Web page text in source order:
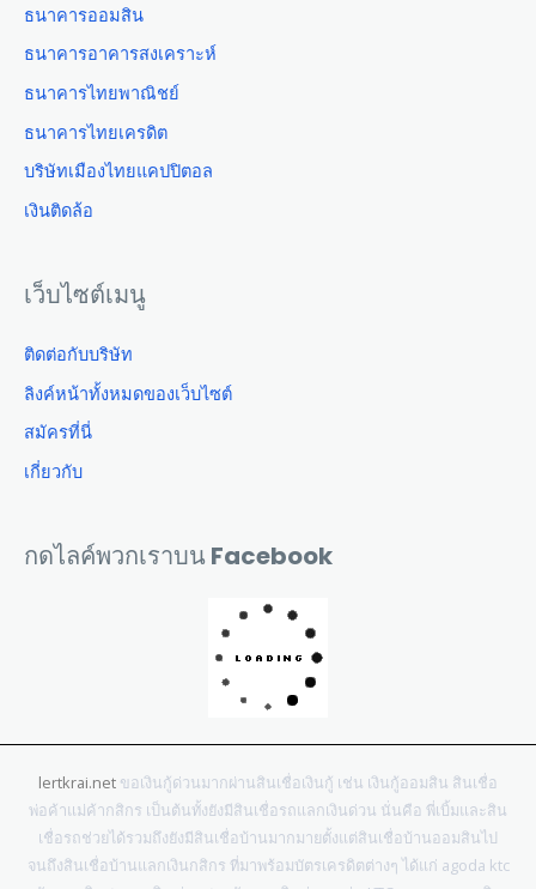
ธนาคารออมสิน
ธนาคารอาคารสงเคราะห์
ธนาคารไทยพาณิชย์
ธนาคารไทยเครดิต
บริษัทเมืองไทยแคปปิตอล
เงินติดล้อ
เว็บไซต์เมนู
ติดต่อกับบริษัท
ลิงค์หน้าทั้งหมดของเว็บไซต์
สมัครที่นี่
เกี่ยวกับ
กดไลค์พวกเราบน Facebook
lertkrai.net ขอเงินกู้ด่วนมากผ่านสินเชื่อเงินกู้ เช่น เงินกู้ออมสิน สินเชื่อ
พ่อค้าแม่ค้ากสิกร เป็นต้นทั้งยังมีสินเชื่อรถแลกเงินด่วน นั่นคือ พี่เบิ้มและสิน
เชื่อรถช่วยได้รวมถึงยังมีสินเชื่อบ้านมากมายตั้งแต่สินเชื่อบ้านออมสินไป
จนถึงสินเชื่อบ้านแลกเงินกสิกร ที่มาพร้อมบัตรเครดิตต่างๆ ได้แก่ agoda ktc